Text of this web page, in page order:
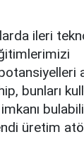
ileri
bunları
üretim